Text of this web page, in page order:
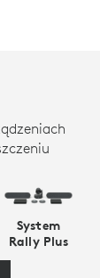
System
Rally Plus